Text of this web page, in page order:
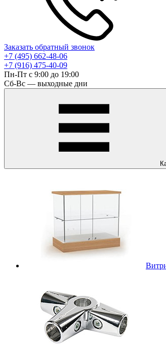
Заказать обратный звонок
+7 (495) 662-48-06
+7 (916) 475-40-09
Пн-Пт с 9:00 до 19:00
Сб-Вс — выходные дни